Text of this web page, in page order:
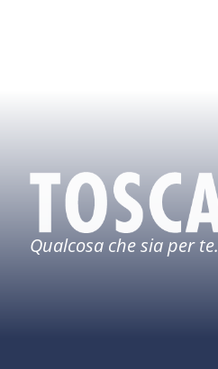
Qualcosa che sia per te.